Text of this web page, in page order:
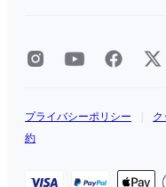
プライバシーポリシー ク
約